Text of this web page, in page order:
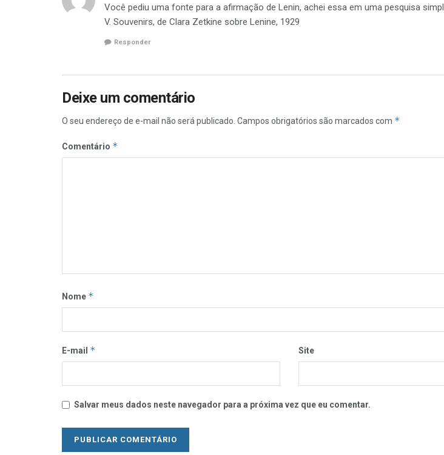
Você pediu uma fonte para a afirmação de Lenin, achei essa em uma pesquisa
V. Souvenirs, de Clara Zetkine sobre Lenine, 1929
Responder
Deixe um comentário
O seu endereço de e-mail não será publicado. Campos obrigatórios são marcados com *
Comentário *
Nome *
E-mail * Site
Salvar meus dados neste navegador para a próxima vez que eu comentar.